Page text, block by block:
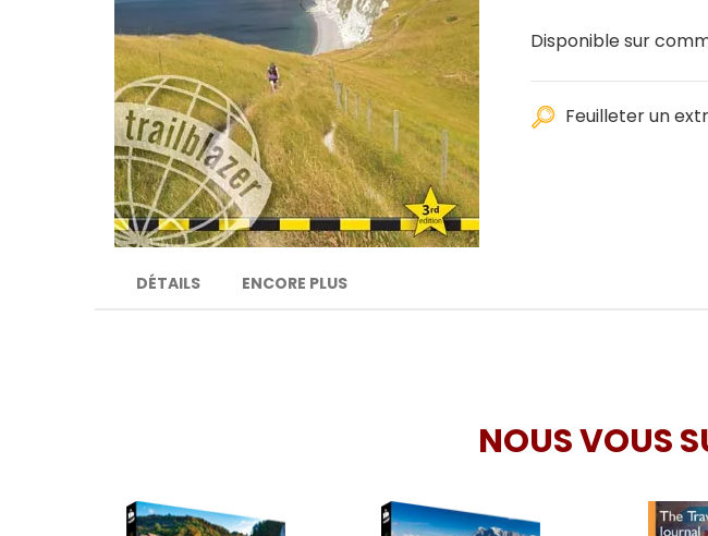
Disponible sur
Feuilleter un
DÉTAILS ENCORE PLUS
NOUS VOUS